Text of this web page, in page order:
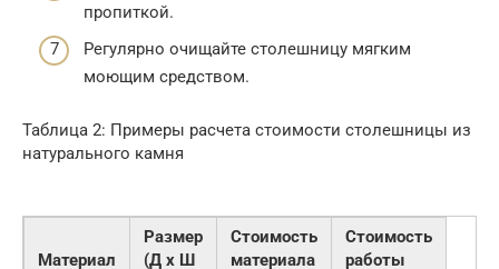
пропиткой.
Регулярно очищайте столешницу мягким
моющим средством.
Таблица 2: Примеры расчета стоимости столешницы из
натурального камня
Материал
Размер
(Д x Ш
Стоимость
материала
Стоимость
работы